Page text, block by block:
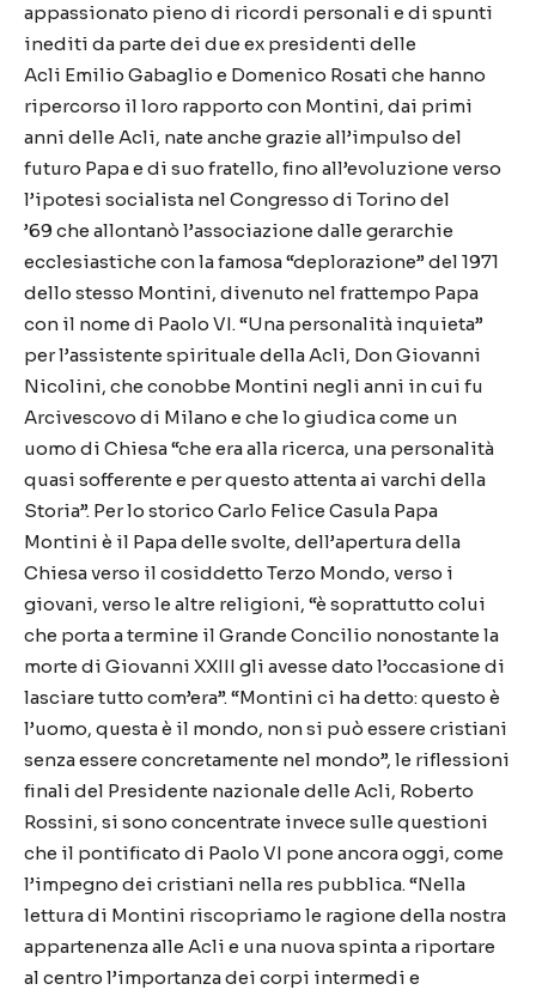
appassionato pieno di ricordi personali e di spunti
inediti da parte dei due ex presidenti delle
Acli Emilio Gabaglio e Domenico Rosati che hanno
ripercorso il loro rapporto con Montini, dai primi
anni delle Acli, nate anche grazie all’impulso del
futuro Papa e di suo fratello, fino all’evoluzione verso
l’ipotesi socialista nel Congresso di Torino del
’69 che allontanò l’associazione dalle gerarchie
ecclesiastiche con la famosa “deplorazione” del 1971
dello stesso Montini, divenuto nel frattempo Papa
con il nome di Paolo VI. “Una personalità inquieta”
per l’assistente spirituale della Acli, Don Giovanni
Nicolini, che conobbe Montini negli anni in cui fu
Arcivescovo di Milano e che lo giudica come un
uomo di Chiesa “che era alla ricerca, una personalità
quasi sofferente e per questo attenta ai varchi della
Storia”. Per lo storico Carlo Felice Casula Papa
Montini è il Papa delle svolte, dell’apertura della
Chiesa verso il cosiddetto Terzo Mondo, verso i
giovani, verso le altre religioni, “è soprattutto colui
che porta a termine il Grande Concilio nonostante la
morte di Giovanni XXIII gli avesse dato l’occasione di
lasciare tutto com’era”. “Montini ci ha detto: questo è
l’uomo, questa è il mondo, non si può essere cristiani
senza essere concretamente nel mondo”, le riflessioni
finali del Presidente nazionale delle Acli, Roberto
Rossini, si sono concentrate invece sulle questioni
che il pontificato di Paolo VI pone ancora oggi, come
l’impegno dei cristiani nella res pubblica. “Nella
lettura di Montini riscopriamo le ragione della nostra
appartenenza alle Acli e una nuova spinta a riportare
al centro l’importanza dei corpi intermedi e